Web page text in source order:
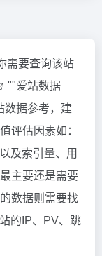
需要查询该站
""爱站数据
数据参考，建
评估因素如：
及索引量、用
主要还是需要
数据则需要找
的IP、PV、跳